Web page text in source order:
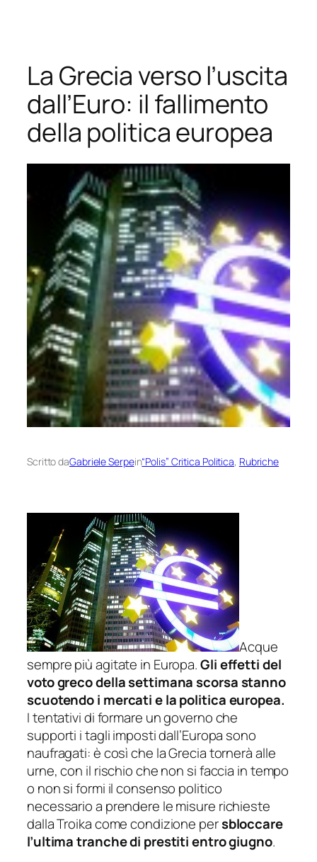
contenuto
La Grecia verso l’uscita
dall’Euro: il fallimento
della politica europea
Scritto daGabriele Serpein“Polis” Critica Politica, Rubriche
Acque
sempre più agitate in Europa.Gli effetti del
voto greco della settimana scorsa stanno
scuotendo i mercati e la politica europea.
I tentativi di formare un governo che
supporti i tagli imposti dall’Europa sono
naufragati: è così che la Grecia tornerà alle
urne, con il rischio che non si faccia in tempo
o non si formi il consenso politico
necessario a prendere le misure richieste
dalla Troika come condizione persbloccare
l’ultima tranche di prestiti entro giugno.